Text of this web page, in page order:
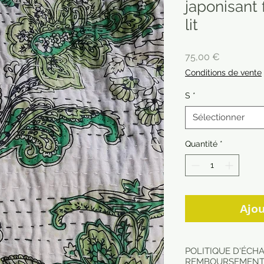
japonisant
lit
75,00 €
Conditions de vente
S *
Sélectionner
Quantité *
POLITIQUE
REMBOURSEMENT